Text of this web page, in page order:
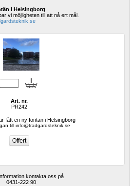
i Helsingborg
vi möjligheten till att nå ert mål.
Art. nr.
PR242
fått en ny fontän i Helsingborg
till info@tradgardsteknik.se
kontakta oss på
0431-222 90